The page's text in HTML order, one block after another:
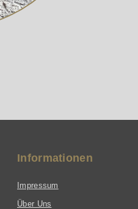
Informationen
Impressum
Über Uns